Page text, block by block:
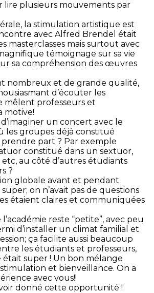
lire plusieurs mouvements par
la stimulation artistique est
avec Alfred Brendel était
masterclasses mais surtout avec
témoignage sur sa vie
sa compréhension des œuvres
nombreux et de grande qualité,
d’écouter les
mêlent professeurs et
motive!
un concert avec le
les groupes déjà constitué
part ? Par exemple
constitué dans un sextuor,
au côté d’autres étudiants
?
globale avant et pendant
super; on n’avait pas de questions
étaient claires et communiquées
reste “petite”, avec peu
d’installer un climat familial et
ça facilite aussi beaucoup
les étudiants et professeurs,
était super ! Un bon mélange
et bienveillance. On a
avec vous!!
donné cette opportunité !